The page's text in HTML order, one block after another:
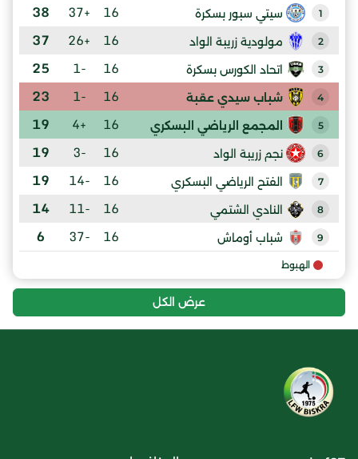
1 سيتي سبور بسكرة 16
+37
38
2 مولودية زريبة الواد 16
+26
37
3 اتحاد الكورس بسكرة 16
-1
25
4 شباب سيدي عقبة 16
-1
23
5 المجمع الرياضي البسكري 16
+4
19
6 نجم زريبة الواد 16
-3
19
7 الفتح الرياضي البسكري 16
-14
19
8 النادي الشتمي 16
-11
14
9 شباب أوماش 16
-37
6
الهبوط
عرض الكل